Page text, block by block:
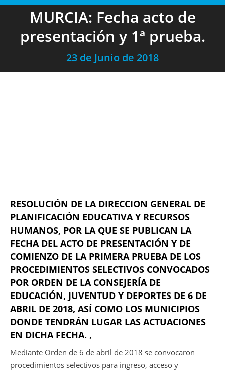
MURCIA: Fecha acto de
presentación y 1ª prueba.
23 de Junio de 2018
RESOLUCIÓN DE LA DIRECCION GENERAL DE
PLANIFICACIÓN EDUCATIVA Y RECURSOS
HUMANOS, POR LA QUE SE PUBLICAN LA
FECHA DEL ACTO DE PRESENTACIÓN Y DE
COMIENZO DE LA PRIMERA PRUEBA DE LOS
PROCEDIMIENTOS SELECTIVOS CONVOCADOS
POR ORDEN DE LA CONSEJERÍA DE
EDUCACIÓN, JUVENTUD Y DEPORTES DE 6 DE
ABRIL DE 2018, ASÍ COMO LOS MUNICIPIOS
DONDE TENDRÁN LUGAR LAS ACTUACIONES
EN DICHA FECHA. ,
Mediante Orden de 6 de abril de 2018 se convocaron
procedimientos selectivos para ingreso, acceso y